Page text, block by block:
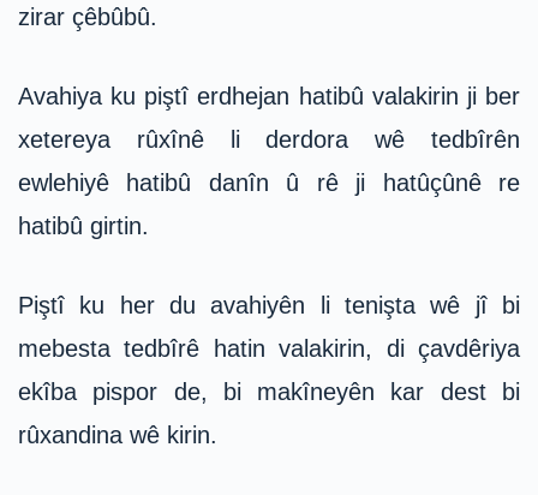
zirar çêbûbû.
Avahiya ku piştî erdhejan hatibû valakirin ji ber
xetereya rûxînê li derdora wê tedbîrên
ewlehiyê hatibû danîn û rê ji hatûçûnê re
hatibû girtin.
Piştî ku her du avahiyên li tenişta wê jî bi
mebesta tedbîrê hatin valakirin, di çavdêriya
ekîba pispor de, bi makîneyên kar dest bi
rûxandina wê kirin.